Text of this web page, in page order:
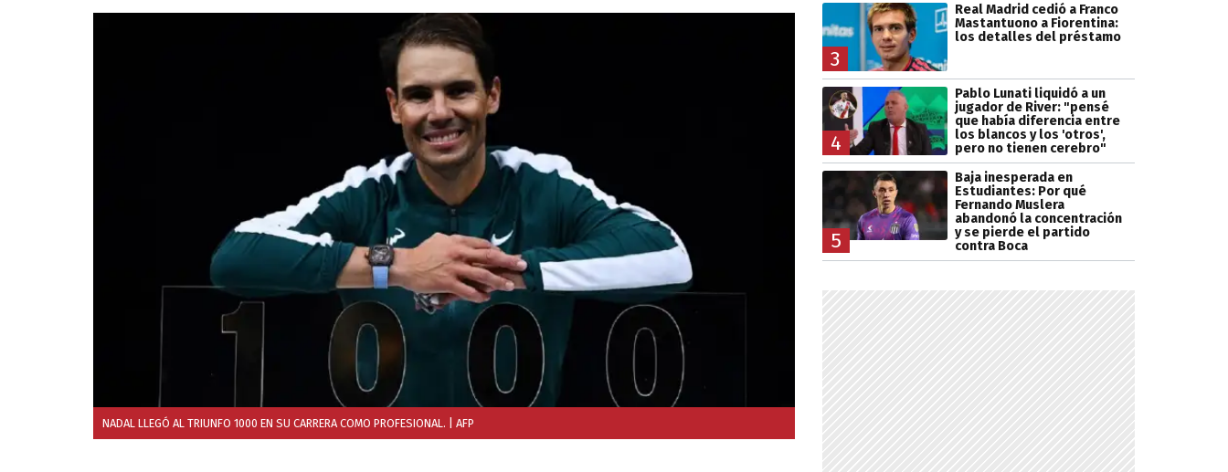
NADAL LLEGÓ AL TRIUNFO 1000 EN SU CARRERA COMO PROFESIONAL. | AFP
3
Real Madrid cedió a Franco
Mastantuono a Fiorentina:
los detalles del préstamo
4
Pablo Lunati liquidó a un
jugador de River: "pensé
que había diferencia entre
los blancos y los 'otros',
pero no tienen cerebro"
5
Baja inesperada en
Estudiantes: Por qué
Fernando Muslera
abandonó la concentración
y se pierde el partido
contra Boca